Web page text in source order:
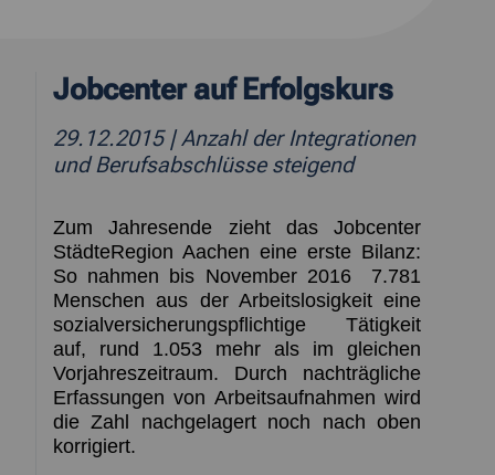
Jobcenter auf Erfolgskurs
29.12.2015 | Anzahl der Integrationen
und Berufsabschlüsse steigend
Zum Jahresende zieht das Jobcenter
StädteRegion Aachen eine erste Bilanz:
So nahmen bis November 2016
7.781
Menschen aus der Arbeitslosigkeit eine
sozialversicherungspflichtige Tätigkeit
auf, rund 1.053 mehr als im gleichen
Vorjahreszeitraum. Durch nachträgliche
Erfassungen von Arbeitsaufnahmen wird
die Zahl nachgelagert noch nach oben
korrigiert.